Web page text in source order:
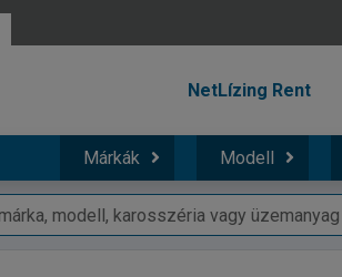
NetLízing Rent
Márkák Modell